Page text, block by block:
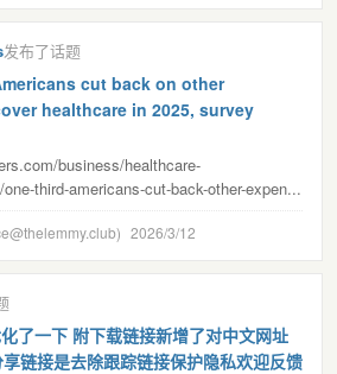
发布了话题
cut back on other
healthcare in 2025, survey
business/healthcare-
third-americans-cut-back-other-expen...
2026/3/12
了一下 附下载链接新增了对中文网址
链接是去除跟踪链接保护隐私欢迎反馈